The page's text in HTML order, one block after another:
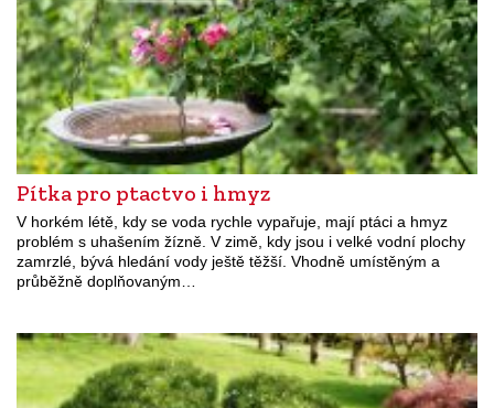
Pítka pro ptactvo i hmyz
V horkém létě, kdy se voda rychle vypařuje, mají ptáci a hmyz
problém s uhašením žízně. V zimě, kdy jsou i velké vodní plochy
zamrzlé, bývá hledání vody ještě těžší. Vhodně umístěným a
průběžně doplňovaným…